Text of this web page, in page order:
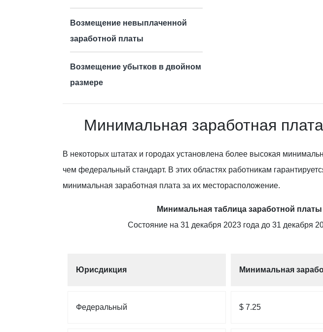
Возмещение невыплаченной
заработной платы
Возмещение убытков в двойном
размере
Минимальная заработная
В некоторых штатах и городах установлена более высокая
чем федеральный стандарт. В этих областях работникам
минимальная заработная плата за их месторасположение.
Минимальная таблица заработной платы
Состояние на 31 декабря 2023 года до 31 декабря
Юрисдикция Минимальная
Федеральный $ 7.25